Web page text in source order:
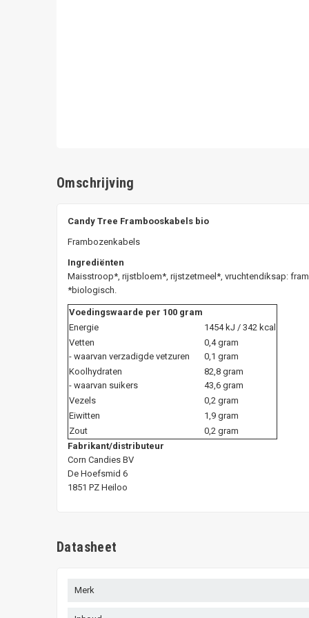
Omschrijving
Candy Tree Frambooskabels bio
Frambozenkabels
Ingrediënten
Maisstroop*, rijstbloem*, rijstzetmeel*, vruchtendiksap:
*biologisch.
Voedingswaarde per 100 gram
Energie
1454 kJ / 342 kcal
Vetten
- waarvan verzadigde vetzuren
0,4 gram
0,1 gram
Koolhydraten
- waarvan suikers
82,8 gram
43,6 gram
Vezels
0,2 gram
Eiwitten
1,9 gram
Zout
0,2 gram
Fabrikant/distributeur
Corn Candies BV
De Hoefsmid 6
1851 PZ Heiloo
Datasheet
Merk